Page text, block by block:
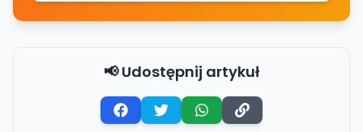
📢 Udostępnij artykuł